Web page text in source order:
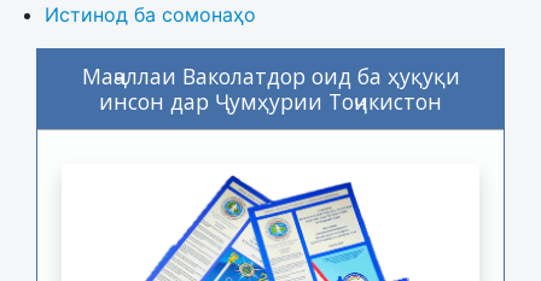
Истинод ба сомонаҳо
Маҷаллаи Ваколатдор оид ба ҳуқуқи
инсон дар Ҷумҳурии Тоҷикистон